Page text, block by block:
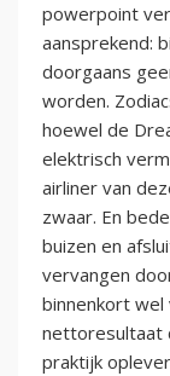
powerpoint
aansprekend:
doorgaans
worden.
hoewel de
elektrisch
airliner van
zwaar. En
buizen en
vervangen
binnenkort wel
nettoresultaat
praktijk